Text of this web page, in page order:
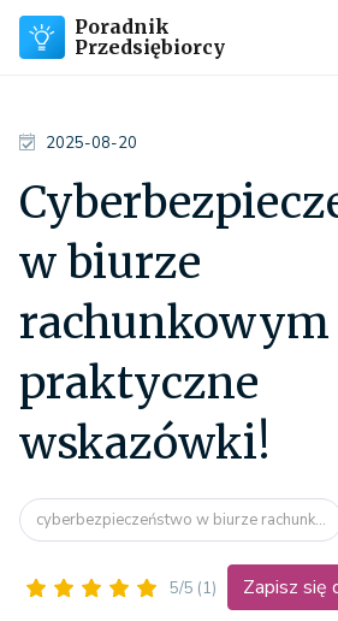
Poradnik
Przedsiębiorcy
2025-08-20
w biurze
praktyczne
wskazówki!
cyberbezpieczeństwo w biurze rachunk...
5/5 (1) Zapisz się